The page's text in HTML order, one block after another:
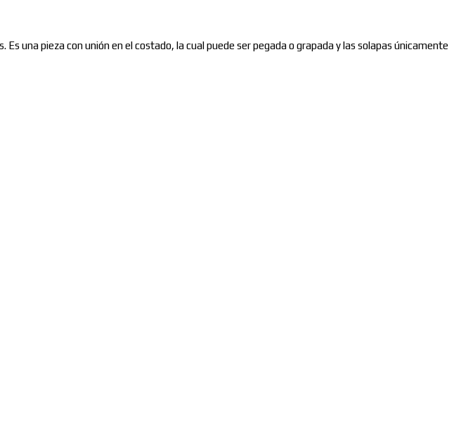
una pieza con unión en el costado, la cual puede ser pegada o grapada y las solapas únicamente